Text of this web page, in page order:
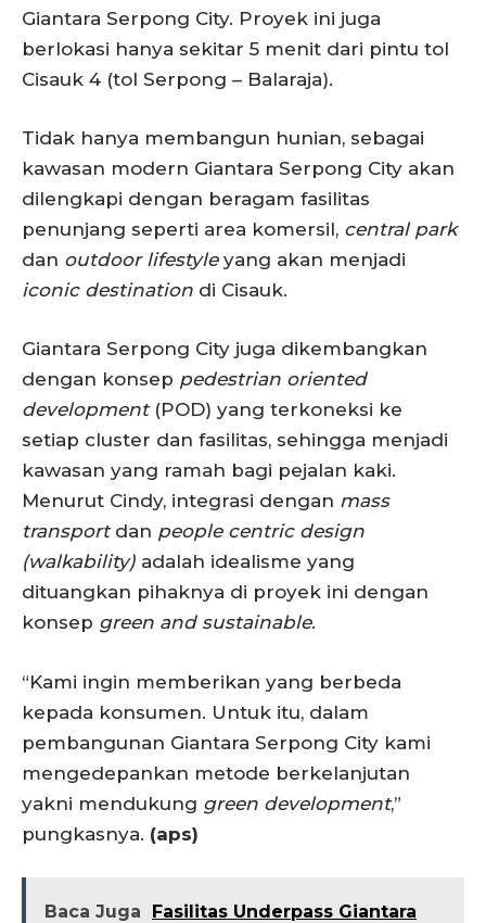
Giantara Serpong City. Proyek ini juga
berlokasi hanya sekitar 5 menit dari pintu tol
Cisauk 4 (tol Serpong – Balaraja).
Tidak hanya membangun hunian, sebagai
kawasan modern Giantara Serpong City akan
dilengkapi dengan beragam fasilitas
penunjang seperti area komersil, central park
dan outdoor lifestyleyang akan menjadi
iconic destination di Cisauk.
Giantara Serpong City juga dikembangkan
dengan konsep pedestrian oriented
development (POD) yang terkoneksi ke
setiap cluster dan fasilitas, sehingga menjadi
kawasan yang ramah bagi pejalan kaki.
Menurut Cindy, integrasi dengan mass
transport dan people centric design
(walkability) adalah idealisme yang
dituangkan pihaknya di proyek ini dengan
konsep green and sustainable.
“Kami ingin memberikan yang berbeda
kepada konsumen. Untuk itu, dalam
pembangunan Giantara Serpong City kami
mengedepankan metode berkelanjutan
yakni mendukung green development,”
pungkasnya. (aps)
Baca Juga
Fasilitas Underpass Giantara